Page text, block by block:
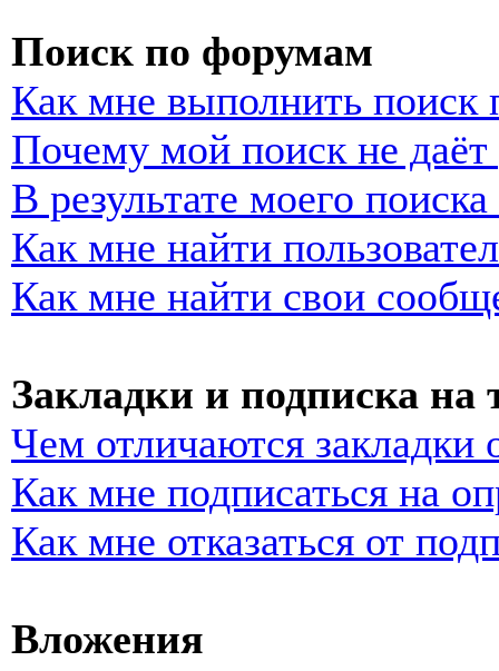
Поиск по форумам
Как мне выполнить
Почему мой поиск не даёт
В результате моего
Как мне найти
Как мне найти свои
Закладки и подписка на
Чем отличаются закладки
Как мне подписаться на
Как мне отказаться от
Вложения